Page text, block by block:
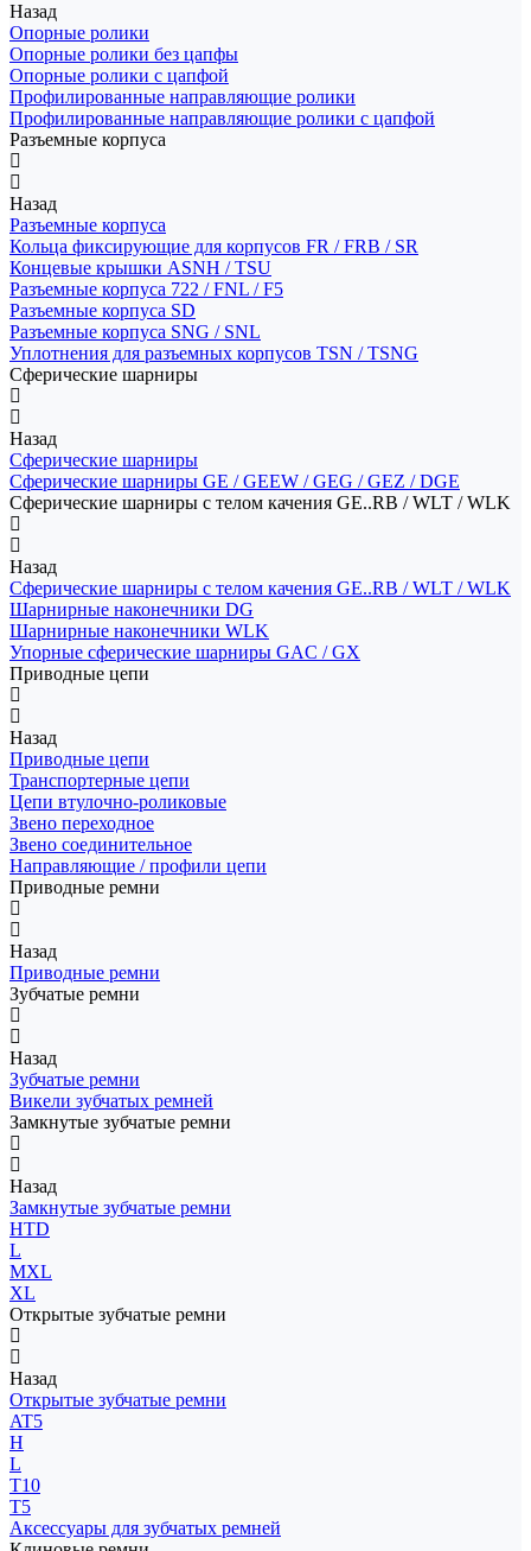
Назад
Опорные ролики
Опорные ролики без цапфы
Опорные ролики с цапфой
Профилированные направляющие ролики
Профилированные направляющие ролики с цапфой
Разъемные корпуса
Назад
Разъемные корпуса
Кольца фиксирующие для корпусов FR / FRB / SR
Концевые крышки ASNH / TSU
Разъемные корпуса 722 / FNL / F5
Разъемные корпуса SD
Разъемные корпуса SNG / SNL
Уплотнения для разъемных корпусов TSN / TSNG
Сферические шарниры
Назад
Сферические шарниры
Сферические шарниры GE / GEEW / GEG / GEZ / DGE
Сферические шарниры с телом качения GE..RB / WLT / WLK
Назад
Сферические шарниры с телом качения GE..RB / WLT / WLK
Шарнирные наконечники DG
Шарнирные наконечники WLK
Упорные сферические шарниры GAC / GX
Приводные цепи
Назад
Приводные цепи
Транспортерные цепи
Цепи втулочно-роликовые
Звено переходное
Звено соединительное
Направляющие / профили цепи
Приводные ремни
Назад
Приводные ремни
Зубчатые ремни
Назад
Зубчатые ремни
Викели зубчатых ремней
Замкнутые зубчатые ремни
Назад
Замкнутые зубчатые ремни
HTD
L
MXL
XL
Открытые зубчатые ремни
Назад
Открытые зубчатые ремни
AT5
H
L
T10
T5
Аксессуары для зубчатых ремней